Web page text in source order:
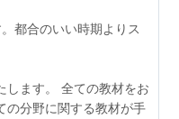
都合のいい時期よりス
します。 全ての教材をお
の分野に関する教材が手